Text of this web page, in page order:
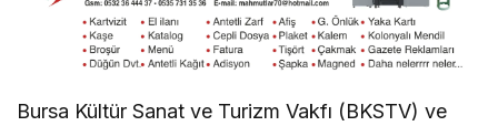
Bursa Kültür Sanat ve Turizm Vakfı (BKSTV) ve